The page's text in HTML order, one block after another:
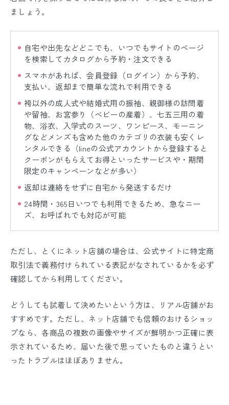
ましょう。
自宅や出先などどこでも、いつでもサイトのページ
を検索してカタログから予約・注文できる
スマホがあれば、会員登録（ログイン）から予約、
支払い、返却まで簡単な流れで利用できる
袴以外の成人式や結婚式用の振袖、親御様の訪問着
や留袖、お宮参り（ベビーの産着）、七五三用の着
物、浴衣、入学式のスーツ、ワンピース、モーニン
グなどメンズも含めた他のカテゴリの衣装も安くレ
ンタルできる（lineの公式アカウントから登録すると
クーポンがもらえてお得といったサービスや・期間
限定のキャンペーンなどが多い）
返却は連絡をせずに自宅から発送するだけ
24時間・365日いつでも利用できるため、急なニー
ズ、お呼ばれでも対応が可能
ただし、とくにネット店舗の場合は、公式サイトに特定商
取引法で義務付けられている表記がなされているかを必ず
確認してから利用してください。
どうしても試着して決めたいという方は、リアル店舗がお
すすめです。ただし、ネット店舗でも信頼のおけるショッ
プなら、各商品の複数の画像やサイズが鮮明かつ正確に表
示されているため、届いた後で思っていたものと違うとい
ったトラブルはほぼありません。